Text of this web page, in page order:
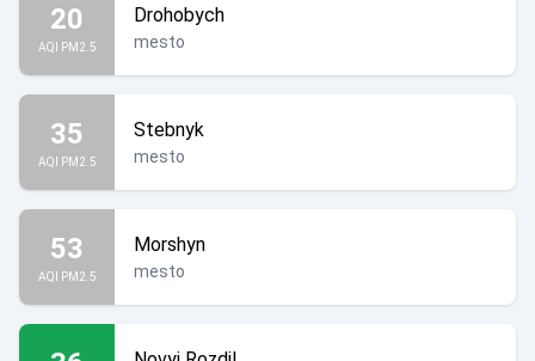
20
AQI PM2.5
Drohobych
mesto
35
AQI PM2.5
Stebnyk
mesto
53
AQI PM2.5
Morshyn
mesto